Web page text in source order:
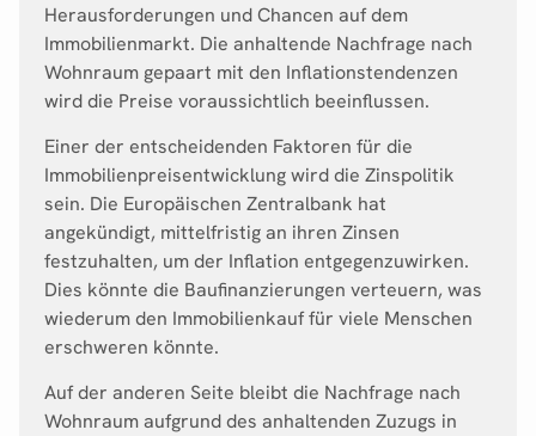
Herausforderungen und Chancen auf dem
Immobilienmarkt. Die anhaltende Nachfrage nach
Wohnraum gepaart mit den Inflationstendenzen
wird die Preise voraussichtlich beeinflussen.
Einer der entscheidenden Faktoren für die
Immobilienpreisentwicklung wird die Zinspolitik
sein. Die Europäischen Zentralbank hat
angekündigt, mittelfristig an ihren Zinsen
festzuhalten, um der Inflation entgegenzuwirken.
Dies könnte die Baufinanzierungen verteuern, was
wiederum den Immobilienkauf für viele Menschen
erschweren könnte.
Auf der anderen Seite bleibt die Nachfrage nach
Wohnraum aufgrund des anhaltenden Zuzugs in